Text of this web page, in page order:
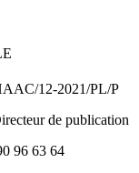
12-2021/PL/P
de publication
96 63 64